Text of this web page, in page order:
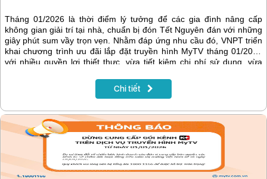
Tháng 01/2026 là thời điểm lý tưởng để các gia đình nâng cấp
không gian giải trí tại nhà, chuẩn bị đón Tết Nguyên đán với những
giây phút sum vầy trọn vẹn. Nhằm đáp ứng nhu cầu đó, VNPT triển
khai chương trình ưu đãi lắp đặt truyền hình MyTV tháng 01/2026
với nhiều quyền lợi thiết thực, vừa tiết kiệm chi phí sử dụng, vừa
Chi tiết